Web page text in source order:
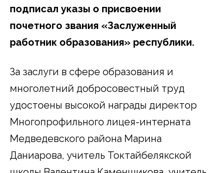
подписал указы о присвоении
почетного звания «Заслуженный
работник образования» республики.
За заслуги в сфере образования и
многолетний добросовестный труд
удостоены высокой награды директор
Многопрофильного лицея-интерната
Медведевского района Марина
Даниарова, учитель Токтайбелякской